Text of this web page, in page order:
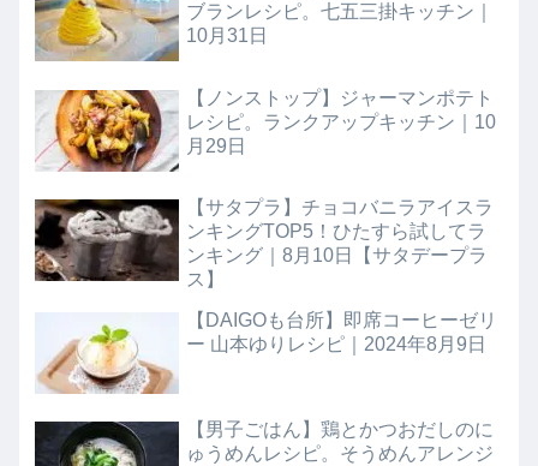
ブランレシピ。七五三掛キッチン｜
10月31日
【ノンストップ】ジャーマンポテト
レシピ。ランクアップキッチン｜10
月29日
【サタプラ】チョコバニラアイスラ
ンキングTOP5！ひたすら試してラ
ンキング｜8月10日【サタデープラ
ス】
【DAIGOも台所】即席コーヒーゼリ
ー 山本ゆりレシピ｜2024年8月9日
【男子ごはん】鶏とかつおだしのに
ゅうめんレシピ。そうめんアレンジ